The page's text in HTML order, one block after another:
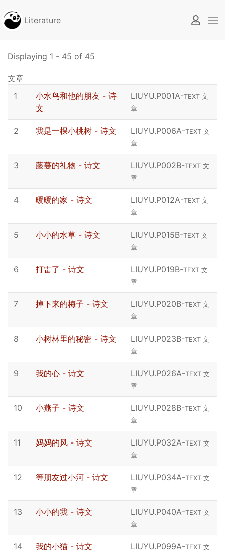
Literature
Displaying 1 - 45 of 45
文章
1
小水鸟和他的朋友 - 诗
文
LIUYU.P001A-TEXT 文
章
2 我是一棵小桃树 - 诗文 LIUYU.P006A-TEXT 文
章
3 藤蔓的礼物 - 诗文 LIUYU.P002B-TEXT 文
章
4 暖暖的家 - 诗文 LIUYU.P012A-TEXT 文
章
5 小小的水草 - 诗文 LIUYU.P015B-TEXT 文
章
6 打雷了 - 诗文 LIUYU.P019B-TEXT 文
章
7 掉下来的梅子 - 诗文 LIUYU.P020B-TEXT 文
章
8 小树林里的秘密 - 诗文 LIUYU.P023B-TEXT 文
章
9 我的心 - 诗文 LIUYU.P026A-TEXT 文
章
10 小燕子 - 诗文 LIUYU.P028B-TEXT 文
章
11 妈妈的风 - 诗文 LIUYU.P032A-TEXT 文
章
12 等朋友过小河 - 诗文 LIUYU.P034A-TEXT 文
章
13 小小的我 - 诗文 LIUYU.P040A-TEXT 文
章
14 我的小猫 - 诗文 LIUYU.P099A-TEXT 文